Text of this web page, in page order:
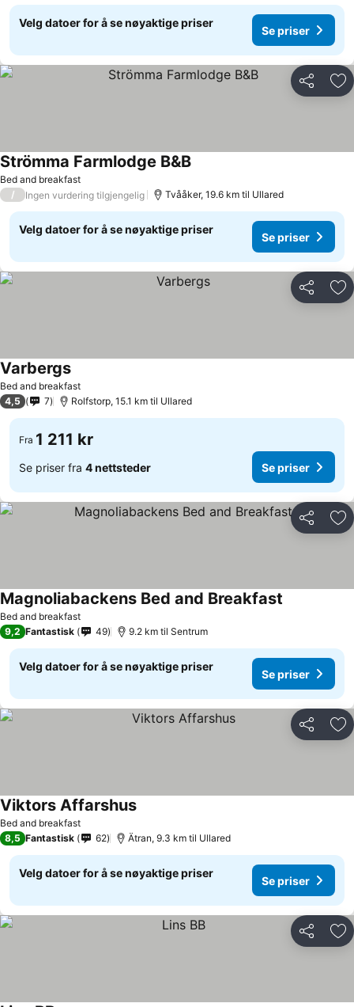
Velg datoer for å se nøyaktige priser
Se priser
Del
Bed and breakfast
Strömma Farmlodge B&B
/ Ingen vurdering tilgjengelig Tvååker, 19.6 km til Ullared
Velg datoer for å se nøyaktige priser
Se priser
Del
Bed and breakfast
Varbergs
4,5 7 Rolfstorp, 15.1 km til Ullared
Fra 1 211 kr
Se priser fra 4 nettsteder Se priser
Del
Bed and breakfast
Magnoliabackens Bed and Breakfast
9,2 Fantastisk 49 9.2 km til Sentrum
Velg datoer for å se nøyaktige priser
Se priser
Del
Bed and breakfast
Viktors Affarshus
8,5 Fantastisk 62 Ätran, 9.3 km til Ullared
Velg datoer for å se nøyaktige priser
Se priser
Del